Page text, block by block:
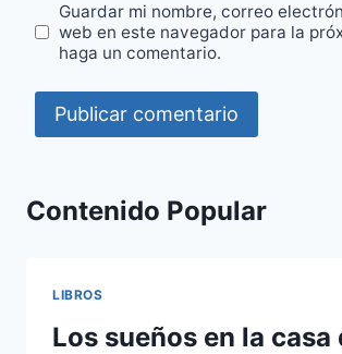
Guardar mi nombre, correo
web en este navegador para la
haga un comentario.
Contenido Popular
LIBROS
Los sueños en la casa